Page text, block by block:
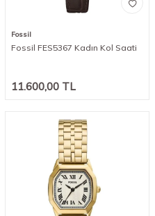
Fossil
Fossil FES5367 Kadın Kol Saati
11.600,00 TL